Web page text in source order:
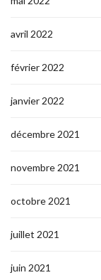
avril 2022
février 2022
janvier 2022
décembre 2021
novembre 2021
octobre 2021
juillet 2021
juin 2021